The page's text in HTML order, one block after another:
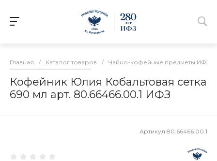
Главная / Каталог товаров / Чайно-кофейные предметы ИФЗ
Кофейник Юлия Кобальтовая сетка
690 мл арт. 80.66466.00.1 ИФЗ
Артикул 80.66466.00.1